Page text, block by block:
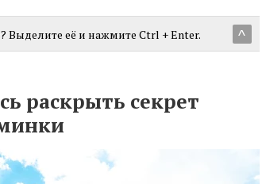
^
Выделите её и нажмите Ctrl + Enter.
раскрыть секрет